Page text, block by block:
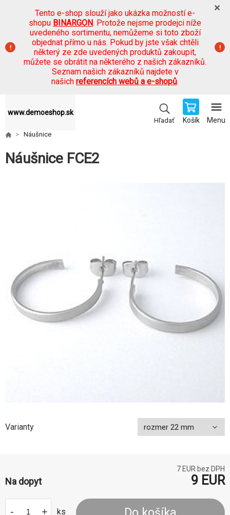
Tento e-shop slouží jako ukázka možností e-
shopu BINARGON. Protože nejsme prodejci níže
uvedeného sortimentu, nemůžeme si toto zboží
objednat přímo u nás. Pokud by jste však chtěli
některý ze zde uvedených produktů zakoupit,
můžete se obrátit na některého z našich zákazníků.
Seznam našich zákazníků najdete v
našich referencích webů a e-shopů.
www.demoeshop.sk
Hľadať Košík Menu
Náušnice
Náušnice FCE2
Varianty
7 EUR bez DPH
Na dopyt 9 EUR
- + ks